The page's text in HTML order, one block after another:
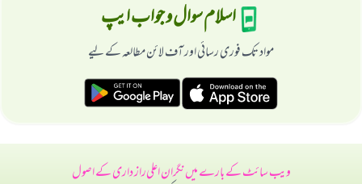
اسلام سوال و جواب ایپ
مواد تک فوری رسائی اور آف لائن مطالعہ کے لیے
ویب سائٹ کے بارے میںنگران اعلیراز داری کے اصول